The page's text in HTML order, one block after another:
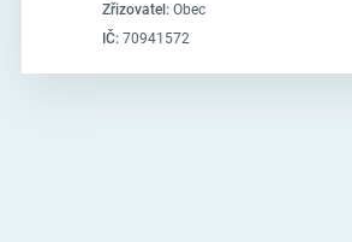
Zřizovatel:Obec
IČ:70941572